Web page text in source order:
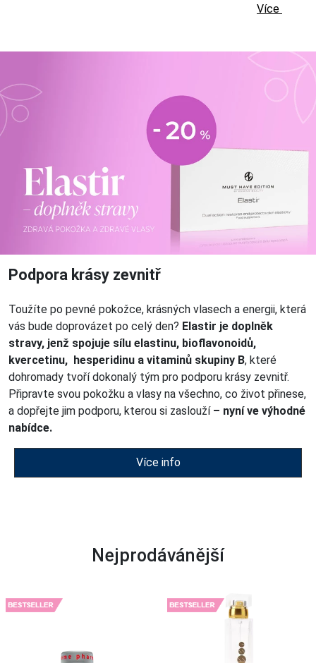
Více
Podpora krásy zevnitř
Toužíte po pevné pokožce, krásných vlasech a energii, která
vás bude doprovázet po celý den? Elastir je doplněk
stravy, jenž spojuje sílu elastinu, bioflavonoidů,
kvercetinu, hesperidinu a vitaminů skupiny B, které
dohromady tvoří dokonalý tým pro podporu krásy zevnitř.
Připravte svou pokožku a vlasy na všechno, co život přinese,
a dopřejte jim podporu, kterou si zaslouží– nyní ve výhodné
nabídce.
Více info
Nejprodávánější